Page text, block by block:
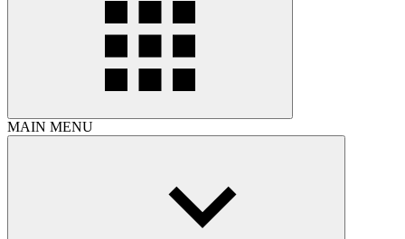
MAIN MENU